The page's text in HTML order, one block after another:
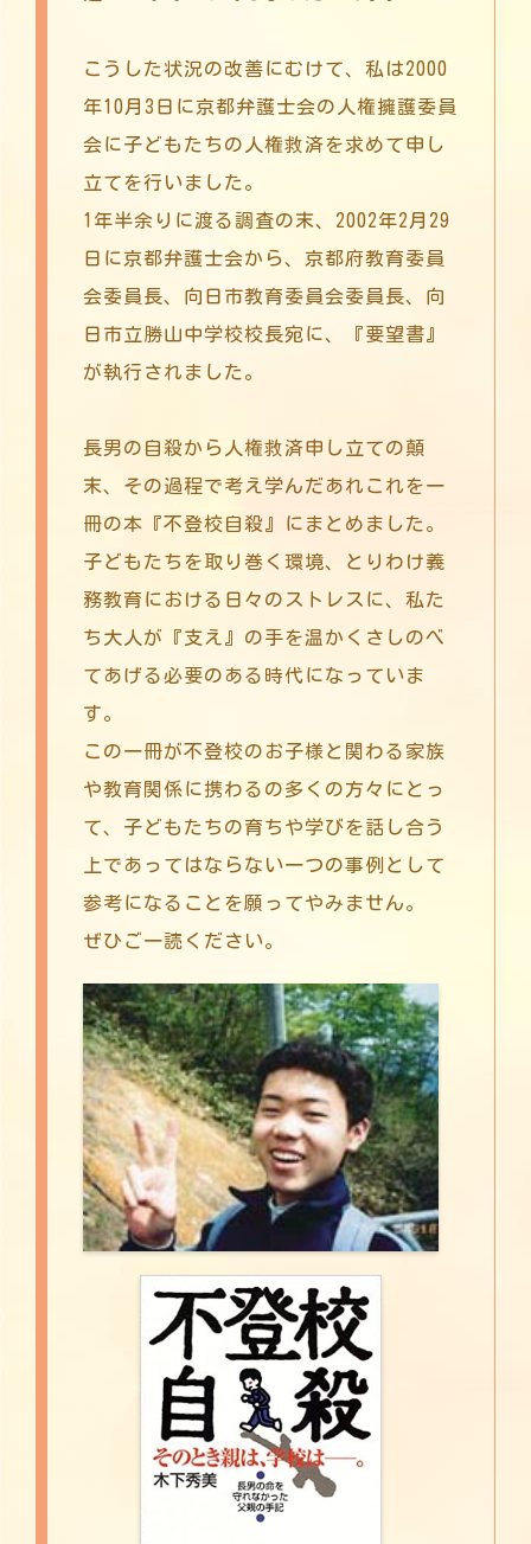
こうした状況の改善にむけて、私は2000
年10月3日に京都弁護士会の人権擁護委員
会に子どもたちの人権救済を求めて申し
立てを行いました。
1年半余りに渡る調査の末、2002年2月29
日に京都弁護士会から、京都府教育委員
会委員長、向日市教育委員会委員長、向
日市立勝山中学校校長宛に、『要望書』
が執行されました。
長男の自殺から人権救済申し立ての顛
末、その過程で考え学んだあれこれを一
冊の本『不登校自殺』にまとめました。
子どもたちを取り巻く環境、とりわけ義
務教育における日々のストレスに、私た
ち大人が『支え』の手を温かくさしのべ
てあげる必要のある時代になっていま
す。
この一冊が不登校のお子様と関わる家族
や教育関係に携わるの多くの方々にとっ
て、子どもたちの育ちや学びを話し合う
上であってはならない一つの事例として
参考になることを願ってやみません。
ぜひご一読ください。